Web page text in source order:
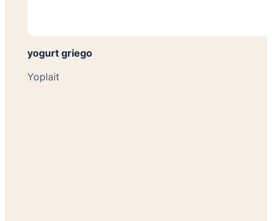
yogurt griego
Yoplait